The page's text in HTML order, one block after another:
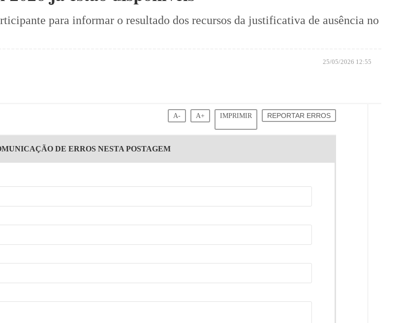
para informar o resultado dos recursos da justificativa de ausência no
25/05/2026 12:55
A- A+ IMPRIMIR REPORTAR ERROS
DE ERROS NESTA POSTAGEM